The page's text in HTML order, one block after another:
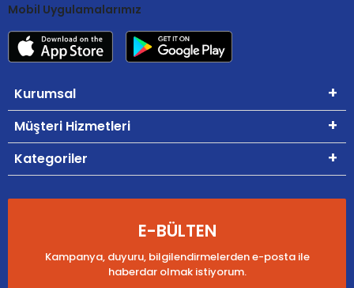
Mobil Uygulamalarımız
Kurumsal
Müşteri Hizmetleri
Kategoriler
E-BÜLTEN
Kampanya, duyuru, bilgilendirmelerden e-posta ile
haberdar olmak istiyorum.